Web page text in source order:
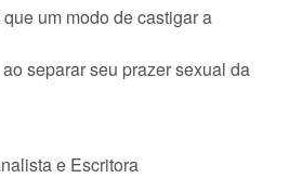
um modo de castigar a
separar seu prazer sexual da
e Escritora